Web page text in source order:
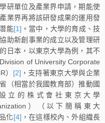
研單位及產業界申請，期能使
業界再將該研發成果的運用發
能[1] 。當中，大學的育成、技
助新創事業的成立以及管理研
日本，以東京大學為例，其不
of University Corporate
） [2] ，支持著東京大學與企業
（相當於我國教育部）推動國
立的株式會社東京大學
）（以下簡稱東大
化[4] ，在這樣校內、外組織長